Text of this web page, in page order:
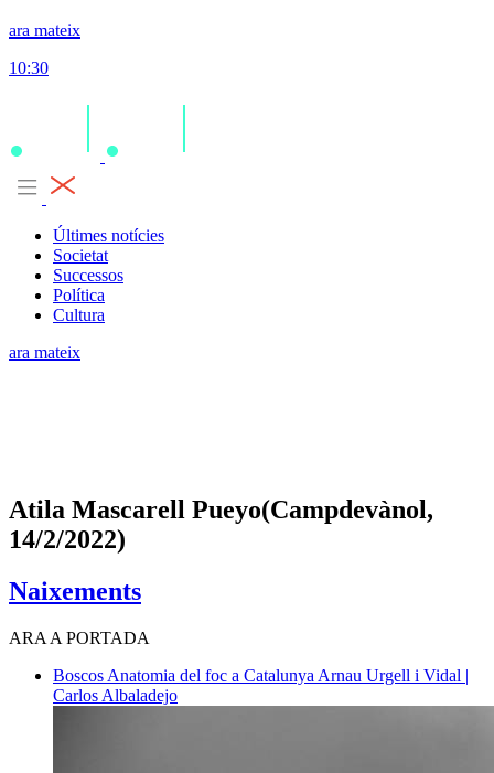
ara mateix
10:30
Últimes notícies
Societat
Successos
Política
Cultura
ara mateix
Atila Mascarell Pueyo(Campdevànol,
14/2/2022)
Naixements
ARA A PORTADA
Boscos Anatomia del foc a Catalunya Arnau Urgell i Vidal |
Carlos Albaladejo